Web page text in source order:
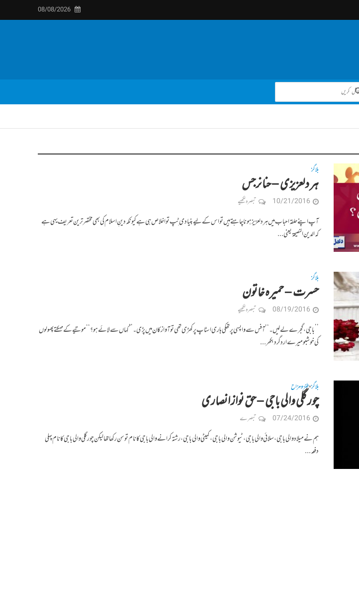
08/08/2026
بلاگز
ہر دلعزیزی – حنا نرجس
10/21/2016 تبصرہ لکھیے
آپ اپنے حلقہ احباب میں ہر دلعزیز ہونا چاہتے ہیں تو اس کے لیے بنیادی ٹِپ تو اخلاص ہی ہے کیونکہ دینِ اسلام کی بھی مختصر ترین تعریف یہی ہے
کہ الدين النصيحۃ یعنی...
بلاگز
حسرت – حمیرہ خاتون
08/19/2016 تبصرہ لکھیے
’’باجی، گجرے لے لیں۔‘‘ آفس سے واپسی پر تھکی ہاری اسٹاپ پر کھڑی تھی تو آواز کان میں پڑی۔ ’’کہاں سے لائے ہو؟‘‘ موتیے کے مہکتے پھولوں
کی خوشبو میرے اردگرد بکھر...
بلاگز•طنز و مزاح
چور گلی والی باجی – حق نواز انصاری
07/24/2016 تبصرے
ہم نے میلاد والی باجی، سلائی والی باجی، ٹیوشن والی باجی، کمیٹی والی باجی، رشتہ کرانے والی باجی کا نام تو سن ر کھا تھا لیکن چور گلی والی باجی کا نام پہلی
دفعہ...